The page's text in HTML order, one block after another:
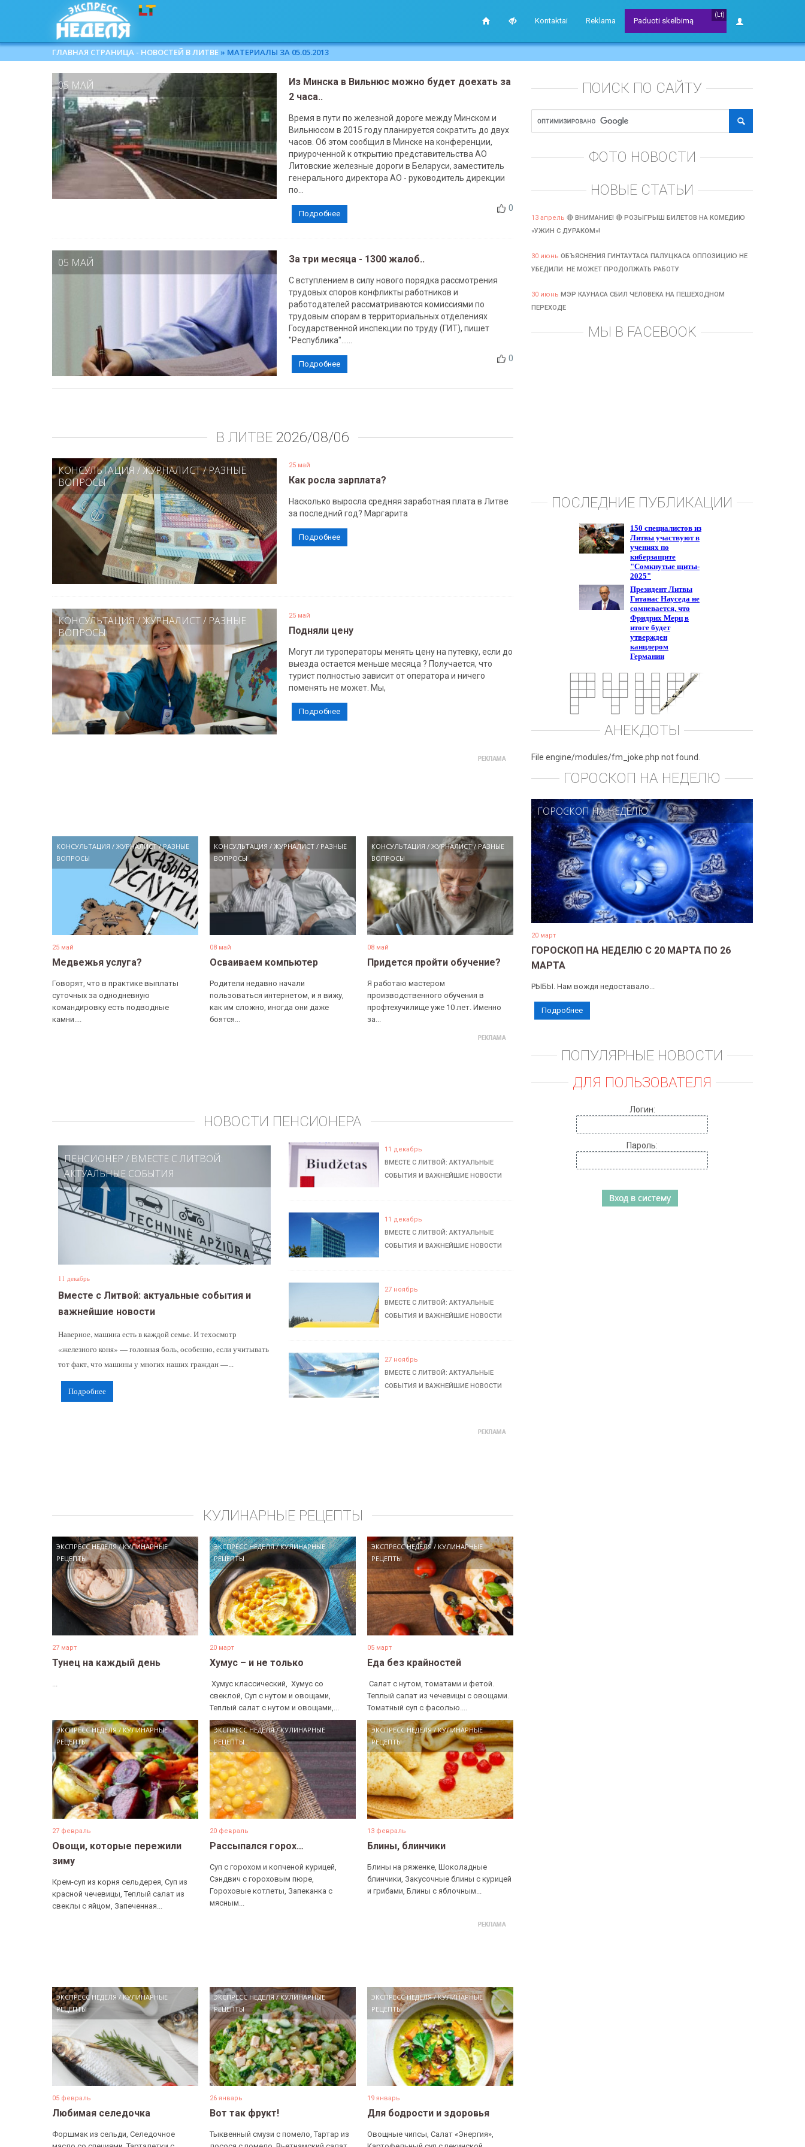
Kontaktai Reklama
(Lt)
Paduoti skelbimą
ГЛАВНАЯ СТРАНИЦА - НОВОСТЕЙ В ЛИТВЕ » МАТЕРИАЛЫ ЗА 05.05.2013
05 МАЙ
Из Минска в Вильнюс можно будет доехать за
2 часа..
Время в пути по железной дороге между Минском и
Вильнюсом в 2015 году планируется сократить до двух
часов. Об этом сообщил в Минске на конференции,
приуроченной к открытию представительства АО
Литовские железные дороги в Беларуси, заместитель
генерального директора АО - руководитель дирекции
по...
0
Подробнее
05 МАЙ За три месяца - 1300 жалоб..
С вступлением в силу нового порядка рассмотрения
трудовых споров конфликты работников и
работодателей рассматриваются комиссиями по
трудовым спорам в территориальных отделениях
Государственной инспекции по труду (ГИТ), пишет
"Республика"......
0
Подробнее
В ЛИТВЕ 2026/08/06
КОНСУЛЬТАЦИЯ /ЖУРНАЛИСТ/РАЗНЫЕ
ВОПРОСЫ
25 май
Как росла зарплата?
Насколько выросла средняя заработная плата в Литве
за последний год? Маргарита
Подробнее
КОНСУЛЬТАЦИЯ/ЖУРНАЛИСТ/ РАЗНЫЕ
ВОПРОСЫ
25 май
Подняли цену
Могут ли туроператоры менять цену на путевку, если до
выезда остается меньше месяца ? Получается, что
турист полностью зависит от оператора и ничего
поменять не может. Мы,
Подробнее
КОНСУЛЬТАЦИЯ / ЖУРНАЛИСТ/РАЗНЫЕ
ВОПРОСЫ
25 май
Медвежья услуга?
Говорят, что в практике выплаты
суточных за однодневную
командировку есть подводные
камни....
КОНСУЛЬТАЦИЯ /ЖУРНАЛИСТ / РАЗНЫЕ
ВОПРОСЫ
08 май
Осваиваем компьютер
Родители недавно начали
пользоваться интернетом, и я вижу,
как им сложно, иногда они даже
боятся...
КОНСУЛЬТАЦИЯ /ЖУРНАЛИСТ/ РАЗНЫЕ
ВОПРОСЫ
08 май
Придется пройти обучение?
Я работаю мастером
производственного обучения в
профтехучилище уже 10 лет. Именно
за...
НОВОСТИ ПЕНСИОНЕРА
ПЕНСИОНЕР / ВМЕСТЕ С ЛИТВОЙ:
АКТУАЛЬНЫЕ СОБЫТИЯ
11 декабрь
Вместе с Литвой: актуальные события и
важнейшие новости
Наверное, машина есть в каждой семье. И техосмотр
«железного коня» — головная боль, особенно, если учитывать
тот факт, что машины у многих наших граждан —...
Подробнее
11 декабрь
ВМЕСТЕ С ЛИТВОЙ: АКТУАЛЬНЫЕ
СОБЫТИЯ И ВАЖНЕЙШИЕ НОВОСТИ
11 декабрь
ВМЕСТЕ С ЛИТВОЙ: АКТУАЛЬНЫЕ
СОБЫТИЯ И ВАЖНЕЙШИЕ НОВОСТИ
27 ноябрь
ВМЕСТЕ С ЛИТВОЙ: АКТУАЛЬНЫЕ
СОБЫТИЯ И ВАЖНЕЙШИЕ НОВОСТИ
27 ноябрь
ВМЕСТЕ С ЛИТВОЙ: АКТУАЛЬНЫЕ
СОБЫТИЯ И ВАЖНЕЙШИЕ НОВОСТИ
КУЛИНАРНЫЕ РЕЦЕПТЫ
ЭКСПРЕСС НЕДЕЛЯ/КУЛИНАРНЫЕ
РЕЦЕПТЫ
27 март
Тунец на каждый день
ЭКСПРЕСС НЕДЕЛЯ/КУЛИНАРНЫЕ
РЕЦЕПТЫ
20 март
Хумус – и не только
​ Хумус классический, ​ Хумус со
свеклой, Суп с нутом и овощами, ​
Теплый салат с нутом и овощами,...
ЭКСПРЕСС НЕДЕЛЯ/ КУЛИНАРНЫЕ
РЕЦЕПТЫ
05 март
Еда без крайностей
​ Салат с нутом, томатами и фетой. ​
Теплый салат из чечевицы с овощами. ​
Томатный суп с фасолью....
ЭКСПРЕСС НЕДЕЛЯ/КУЛИНАРНЫЕ
РЕЦЕПТЫ
27 февраль
Овощи, которые пережили
зиму
Крем-суп из корня сельдерея, Суп из
красной чечевицы, Теплый салат из
свеклы с яйцом, Запеченная...
ЭКСПРЕСС НЕДЕЛЯ/КУЛИНАРНЫЕ
РЕЦЕПТЫ
20 февраль
Рассыпался горох…
Суп с горохом и копченой курицей,
Сэндвич с гороховым пюре,
Гороховые котлеты, Запеканка с
мясным...
ЭКСПРЕСС НЕДЕЛЯ/КУЛИНАРНЫЕ
РЕЦЕПТЫ
13 февраль
Блины, блинчики
Блины на ряженке, Шоколадные
блинчики, Закусочные блины с курицей
и грибами, Блины с яблочным...
ЭКСПРЕСС НЕДЕЛЯ/ КУЛИНАРНЫЕ
РЕЦЕПТЫ
05 февраль
Любимая селедочка
Форшмак из сельди, Селедочное
ЭКСПРЕСС НЕДЕЛЯ/КУЛИНАРНЫЕ
РЕЦЕПТЫ
26 январь
Вот так фрукт!
Тыквенный смузи с помело, Тартар из
ЭКСПРЕСС НЕДЕЛЯ/КУЛИНАРНЫЕ
РЕЦЕПТЫ
19 январь
Для бодрости и здоровья
Овощные чипсы, Салат «Энергия»,
ПОИСК ПО САЙТУ
ФОТО НОВОСТИ
НОВЫЕ СТАТЬИ
13 апрель 🔴 ВНИМАНИЕ! 🔴 РОЗЫГРЫШ БИЛЕТОВ НА КОМЕДИЮ
«УЖИН С ДУРАКОМ»!
30 июнь ОБЪЯСНЕНИЯ ГИНТАУТАСА ПАЛУЦКАСА ОППОЗИЦИЮ НЕ
УБЕДИЛИ: НЕ МОЖЕТ ПРОДОЛЖАТЬ РАБОТУ
30 июнь МЭР КАУНАСА СБИЛ ЧЕЛОВЕКА НА ПЕШЕХОДНОМ
ПЕРЕХОДЕ
МЫ В FACEBOOK
ПОСЛЕДНИЕ ПУБЛИКАЦИИ
АНЕКДОТЫ
File engine/modules/fm_joke.php not found.
ГОРОСКОП НА НЕДЕЛЮ
ГОРОСКОП НА НЕДЕЛЮ
20 март
ГОРОСКОП НА НЕДЕЛЮ С 20 МАРТА ПО 26
МАРТА
РЫБЫ. Нам вождя недоставало...
Подробнее
ПОПУЛЯРНЫЕ НОВОСТИ
ДЛЯ ПОЛЬЗОВАТЕЛЯ
Логин:
Пароль: